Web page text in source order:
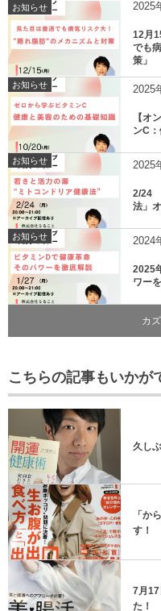
お知らせ 2025
12月
でも
策」
お知らせ 2025
【オ
ンC
お知らせ 2025
2/24
法」
お知らせ 2024
2025
ワー
カ
こちらの記事もいかが
久し
「か
す！
7月17
た！